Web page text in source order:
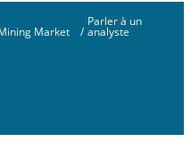
Market /
Parler à un
analyste